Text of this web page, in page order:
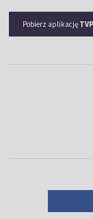
Pobierz aplikację